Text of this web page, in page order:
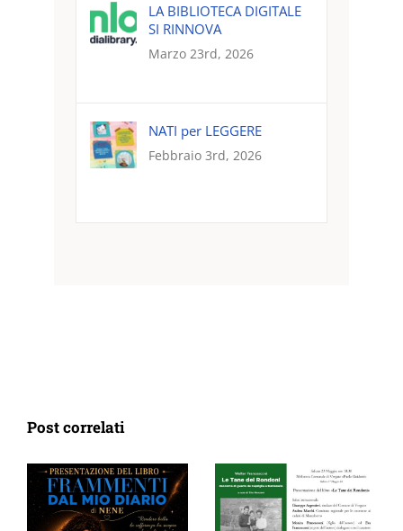
LA BIBLIOTECA DIGITALE
SI RINNOVA
Marzo 23rd, 2026
NATI per LEGGERE
Febbraio 3rd, 2026
Post correlati